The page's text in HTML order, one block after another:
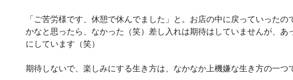
「ご苦労様です、休憩で休んでました」と。お店の中に戻っていった
かなと思ったら、なかった（笑）差し入れは期待はしていませんが、あ
にしています（笑）
期待しないで、楽しみにする生き方は、なかなか上機嫌な生き方の一つ